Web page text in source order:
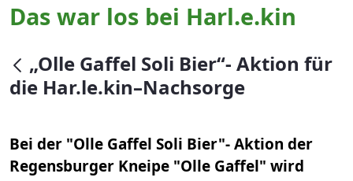
Das war los bei Harl.e.kin
null
„Olle Gaffel Soli Bier“- Aktion für
die Har.le.kin–Nachsorge
Bei der "Olle Gaffel Soli Bier"- Aktion der
Regensburger Kneipe "Olle Gaffel" wird